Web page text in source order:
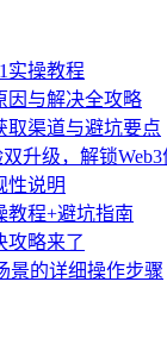
实操教程
因与解决全攻略
取渠道与避坑要点
升级，解锁
性说明
教程+避坑指南
攻略来了
景的详细操作步骤